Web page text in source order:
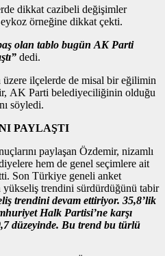
dikkat cazibeli değişimler
örneğine dikkat çekti.
olan tablo bugün AK Parti
dedi.
üzere ilçelerde de misal bir eğilimin
AK Parti belediyeciliğinin olduğu
söyledi.
PAYLAŞTI
paylaşan Özdemir, nizamlı
hem de genel seçimlere ait
Son Türkiye geneli anket
yükseliş trendini sürdürdüğünü tabir
trendini devam ettiriyor. 35,8’lik
Halk Partisi’ne karşı
düzeyinde. Bu trend bu türlü